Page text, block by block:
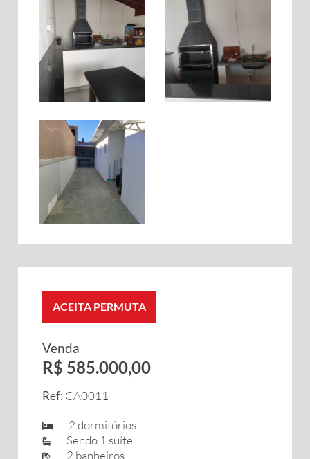
ACEITA PERMUTA
Venda
R$ 585.000,00
Ref: CA0011
2 dormitórios
Sendo 1 suíte
2 banheiros